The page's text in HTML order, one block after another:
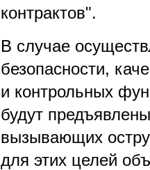
контрактов".
В случае
безопасности,
и контрольных
будут
вызывающих
для этих целей